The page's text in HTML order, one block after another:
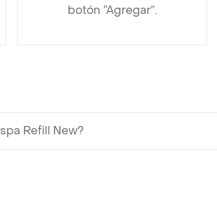
botón “Agregar”.
Refill New?